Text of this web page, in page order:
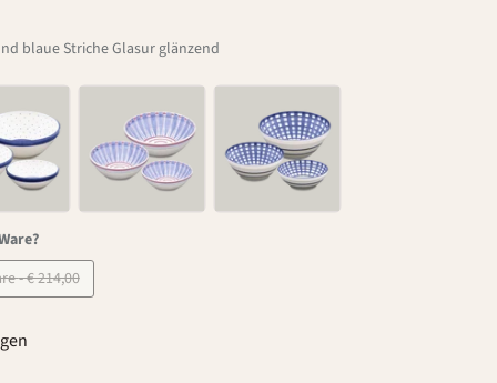
blaue Striche Glasur glänzend
B-Ware - € 214,00